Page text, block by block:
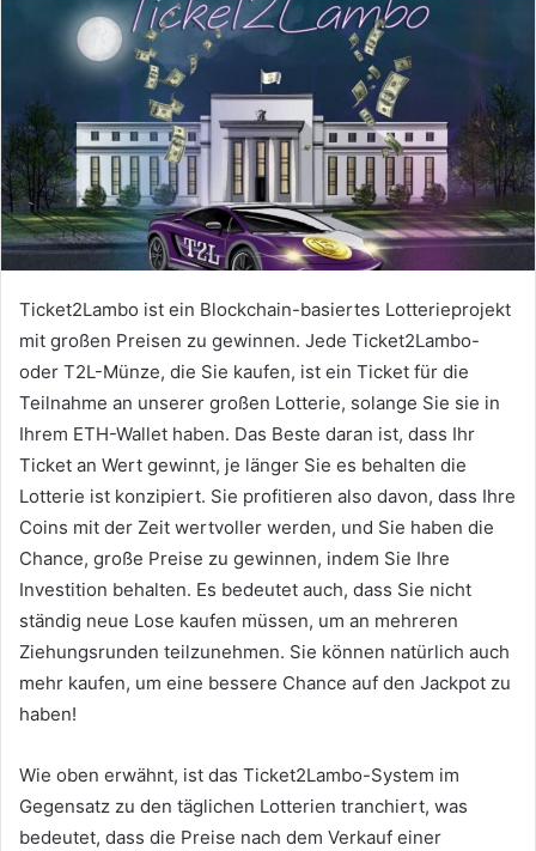
Ticket2Lambo ist ein Blockchain-basiertes Lotterieprojekt
mit großen Preisen zu gewinnen. Jede Ticket2Lambo-
oder T2L-Münze, die Sie kaufen, ist ein Ticket für die
Teilnahme an unserer großen Lotterie, solange Sie sie in
Ihrem ETH-Wallet haben. Das Beste daran ist, dass Ihr
Ticket an Wert gewinnt, je länger Sie es behalten die
Lotterie ist konzipiert. Sie profitieren also davon, dass Ihre
Coins mit der Zeit wertvoller werden, und Sie haben die
Chance, große Preise zu gewinnen, indem Sie Ihre
Investition behalten. Es bedeutet auch, dass Sie nicht
ständig neue Lose kaufen müssen, um an mehreren
Ziehungsrunden teilzunehmen. Sie können natürlich auch
mehr kaufen, um eine bessere Chance auf den Jackpot zu
haben!
Wie oben erwähnt, ist das Ticket2Lambo-System im
Gegensatz zu den täglichen Lotterien tranchiert, was
bedeutet, dass die Preise nach dem Verkauf einer